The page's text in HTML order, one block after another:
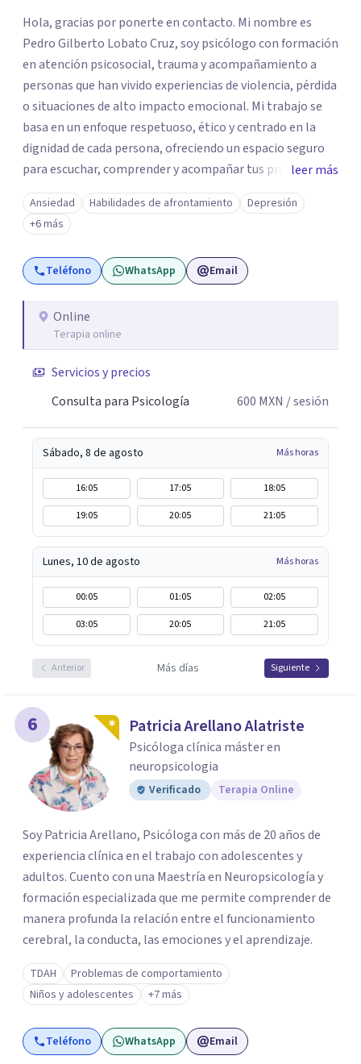
Hola, gracias por ponerte en contacto. Mi nombre es
Pedro Gilberto Lobato Cruz, soy psicólogo con formación
en atención psicosocial, trauma y acompañamiento a
personas que han vivido experiencias de violencia, pérdida
o situaciones de alto impacto emocional. Mi trabajo se
basa en un enfoque respetuoso, ético y centrado en la
dignidad de cada persona, ofreciendo un espacio seguro
para escuchar, comprender y acompañar tus procesos
emocionales a tu propio ritmo. Creo firmemente en la
importancia de construir juntos herramientas que
fortalezcan el bienestar, la autonomía y el sentido de
vida. Será un gusto acompañarte en este proceso. Quedo
atento para resolver cualquier duda y acordar una cita. Un
leer más
Ansiedad Habilidades de afrontamiento
Depresión
+6 más
Teléfono WhatsApp Email
Online
Terapia online
Servicios y precios
Consulta para Psicología
600 MXN / sesión
Sábado, 8 de agosto Más horas
16:05 17:05
18:05
19:05
20:05 21:05
Lunes, 10 de agosto Más horas
00:05 01:05
02:05
03:05
20:05 21:05
Anterior Más días Siguiente
6 Patricia Arellano Alatriste
Psicóloga clínica máster en
neuropsicologia
Verificado Terapia Online
Soy Patricia Arellano, Psicóloga con más de 20 años de
experiencia clínica en el trabajo con adolescentes y
adultos. Cuento con una Maestría en Neuropsicología y
formación especializada que me permite comprender de
manera profunda la relación entre el funcionamiento
cerebral, la conducta, las emociones y el aprendizaje.
TDAH
Problemas de comportamiento
Niños y adolescentes
+7 más
Teléfono WhatsApp Email